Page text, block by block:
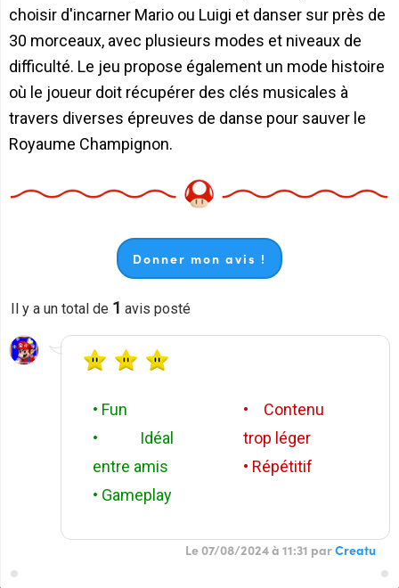
choisir d'incarner Mario ou Luigi et danser sur près de
30 morceaux, avec plusieurs modes et niveaux de
difficulté. Le jeu propose également un mode histoire
où le joueur doit récupérer des clés musicales à
travers diverses épreuves de danse pour sauver le
Royaume Champignon.
Donner mon avis !
Il y a un total de 1 avis posté
• Fun
• Idéal
entre amis
• Gameplay
• Contenu
trop léger
• Répétitif
Le 07/08/2024 à 11:31 parCreatu